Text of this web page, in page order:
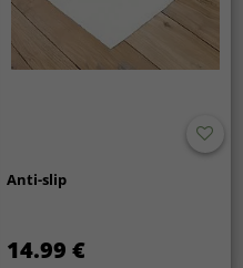
Anti-slip
14.99 €